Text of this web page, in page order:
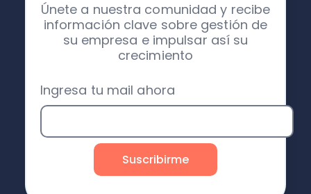
Únete a nuestra comunidad y recibe
información clave sobre gestión de
su empresa e impulsar así su
crecimiento
Ingresa tu mail ahora